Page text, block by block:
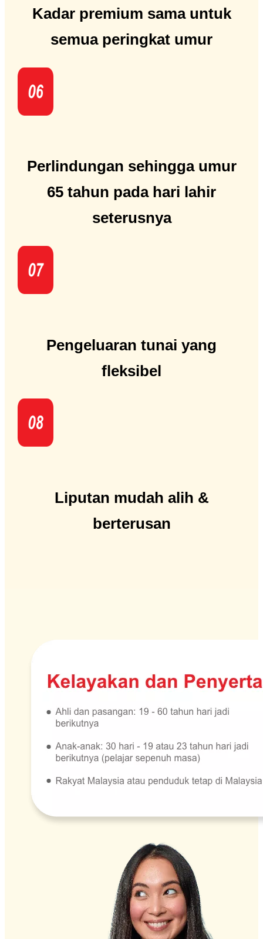
Kadar premium sama untuk
semua peringkat umur
Perlindungan sehingga umur
65 tahun pada hari lahir
seterusnya
Pengeluaran tunai yang
fleksibel
Liputan mudah alih &
berterusan